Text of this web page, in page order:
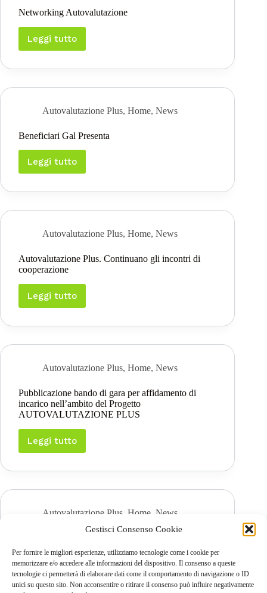
Gestisci Consenso Cookie
Per fornire le migliori esperienze, utilizziamo tecnologie come i cookie per
memorizzare e/o accedere alle informazioni del dispositivo. Il consenso a queste
tecnologie ci permetterà di elaborare dati come il comportamento di navigazione o ID
unici su questo sito. Non acconsentire o ritirare il consenso può influire negativamente
Networking Autovalutazione
Leggi tuttoNetworking
Autovalutazione
Autovalutazione Plus, Home, News
Beneficiari Gal Presenta
Leggi tutto
Beneficiari
Gal
Autovalutazione Plus, Home, News
Autovalutazione Plus. Continuano gli incontri di
cooperazione
Leggi tuttoAutovalutazione
Plus.
incontri
cooperazione
Autovalutazione Plus, Home, News
Pubblicazione bando di gara per affidamento di
incarico nell’ambito del Progetto
AUTOVALUTAZIONE PLUS
Leggi tuttoPubblicazione
bando
per
di
nell’ambito
Progetto
AUTOVALUTAZIONE
PLUS
Autovalutazione Plus Home News
Leggi tutto
Al
via
il